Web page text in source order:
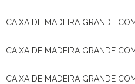
CAIXA DE MADEIRA GRANDE
CAIXA DE MADEIRA GRANDE
CAIXA DE MADEIRA GRANDE